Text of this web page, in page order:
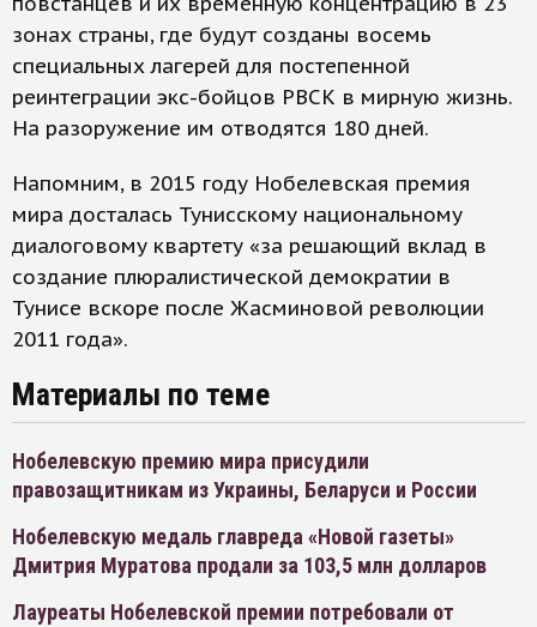
зонах страны, где будут созданы восемь
специальных лагерей для постепенной
реинтеграции экс-бойцов РВСК в мирную жизнь.
На разоружение им отводятся 180 дней.
Напомним, в 2015 году Нобелевская премия
мира досталась Тунисскому национальному
диалоговому квартету «за решающий вклад в
создание плюралистической демократии в
Тунисе вскоре после Жасминовой революции
2011 года».
Материалы по теме
Нобелевскую премию мира присудили
правозащитникам из Украины, Беларуси и России
Нобелевскую медаль главреда «Новой газеты»
Дмитрия Муратова продали за 103,5 млн долларов
Лауреаты Нобелевской премии потребовали от